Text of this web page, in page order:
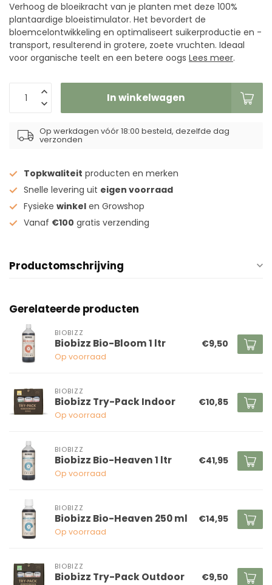
Verhoog de bloeikracht van je planten met deze 100%
plantaardige bloeistimulator. Het bevordert de
bloemcelontwikkeling en optimaliseert suikerproductie en -
transport, resulterend in grotere, zoete vruchten. Ideaal
voor organische teelt en een betere oogs Lees meer.
In winkelwagen
Op werkdagen vóór 18:00 besteld, dezelfde dag
verzonden
Topkwaliteit producten en merken
Snelle levering uit eigen voorraad
Fysieke winkel en Growshop
Vanaf €100 gratis verzending
Productomschrijving
Gerelateerde producten
BIOBIZZ
Biobizz Bio-Bloom 1 ltr
Op voorraad
€9,50
BIOBIZZ
Biobizz Try-Pack Indoor
Op voorraad
€10,85
BIOBIZZ
Biobizz Bio-Heaven 1 ltr
Op voorraad
€41,95
BIOBIZZ
Biobizz Bio-Heaven 250 ml
Op voorraad
€14,95
BIOBIZZ
Biobizz Try-Pack Outdoor €9,50